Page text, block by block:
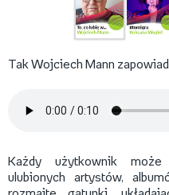
Tak Wojciech Mann
Każdy użytkownik może
ulubionych artystów,